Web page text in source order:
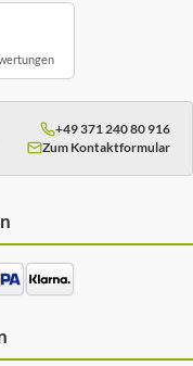
+49 371 240 80 916
Zum Kontaktformular